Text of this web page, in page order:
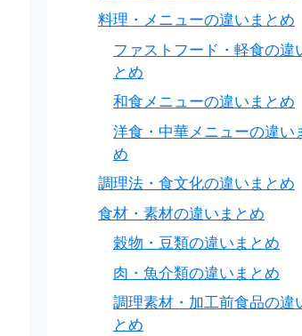
料理・メニューの違いまとめ
ファストフード・軽食の違
とめ
和食メニューの違いまとめ
洋食・中華メニューの違い
め
調理法・食文化の違いまとめ
食材・素材の違いまとめ
穀物・豆類の違いまとめ
肉・魚介類の違いまとめ
調理素材・加工前食品の違
とめ